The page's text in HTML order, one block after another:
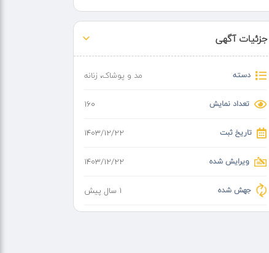
جزئیات آگهی
دسته مد و پوشاک، زنانه
تعداد نمایش 160
تاریخ ثبت ۱۴۰۳/۱۲/۲۲
ویرایش شده ۱۴۰۳/۱۲/۲۲
جهش شده 1 سال پیش